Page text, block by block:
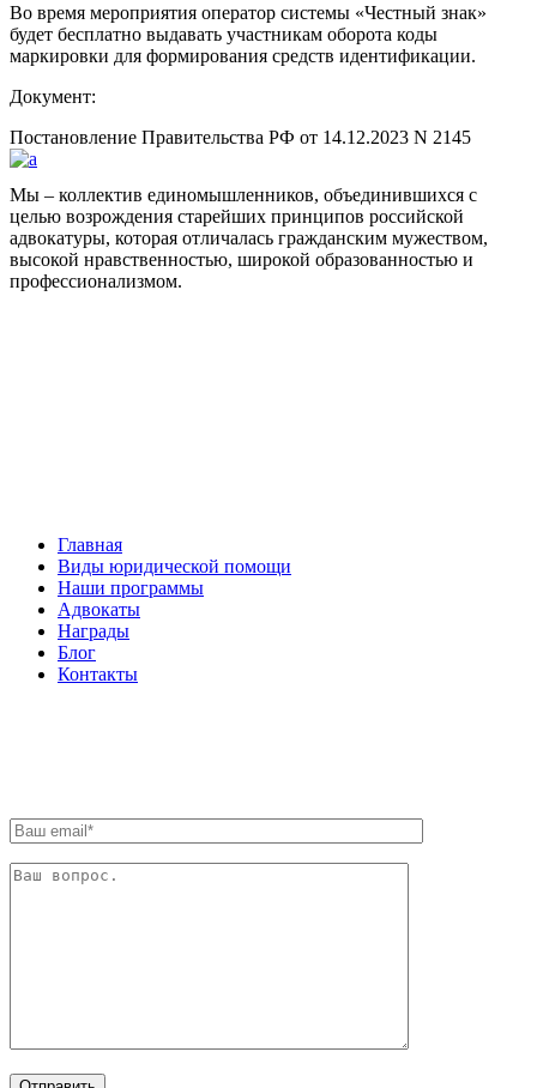
Во время мероприятия оператор системы «Честный знак»
будет бесплатно выдавать участникам оборота коды
маркировки для формирования средств идентификации.
Документ:
Постановление Правительства РФ от 14.12.2023 N 2145
Мы – коллектив единомышленников, объединившихся с
целью возрождения старейших принципов российской
адвокатуры, которая отличалась гражданским мужеством,
высокой нравственностью, широкой образованностью и
профессионализмом.
Главная
Виды юридической помощи
Наши программы
Адвокаты
Награды
Блог
Контакты